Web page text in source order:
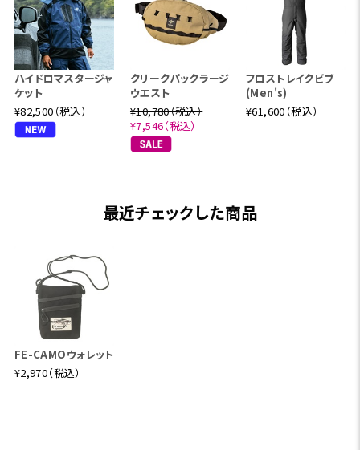
ハイドロマスタージャ
ケット
¥82,500（税込）
クリークパックラージ
ウエスト
¥10,780（税込）
¥7,546（税込）
フロストレイクビブ
(Men's)
¥61,600（税込）
最近チェックした商品
FE-CAMOウォレット
¥2,970（税込）